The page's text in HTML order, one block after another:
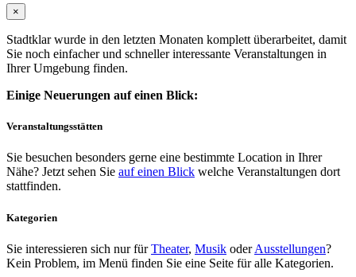
×
Stadtklar wurde in den letzten Monaten komplett überarbeitet, damit
Sie noch einfacher und schneller interessante Veranstaltungen in
Ihrer Umgebung finden.
Einige Neuerungen auf einen Blick:
Veranstaltungsstätten
Sie besuchen besonders gerne eine bestimmte Location in Ihrer
Nähe? Jetzt sehen Sie auf einen Blick welche Veranstaltungen dort
stattfinden.
Kategorien
Sie interessieren sich nur fürTheater, Musik oderAusstellungen?
Kein Problem, im Menü finden Sie eine Seite für alle Kategorien.